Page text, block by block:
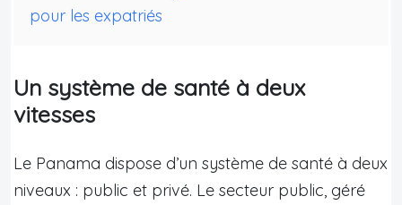
pour les expatriés
Un système de santé à deux
vitesses
Le Panama dispose d’un système de santé à deux
niveaux : public et privé. Le secteur public, géré